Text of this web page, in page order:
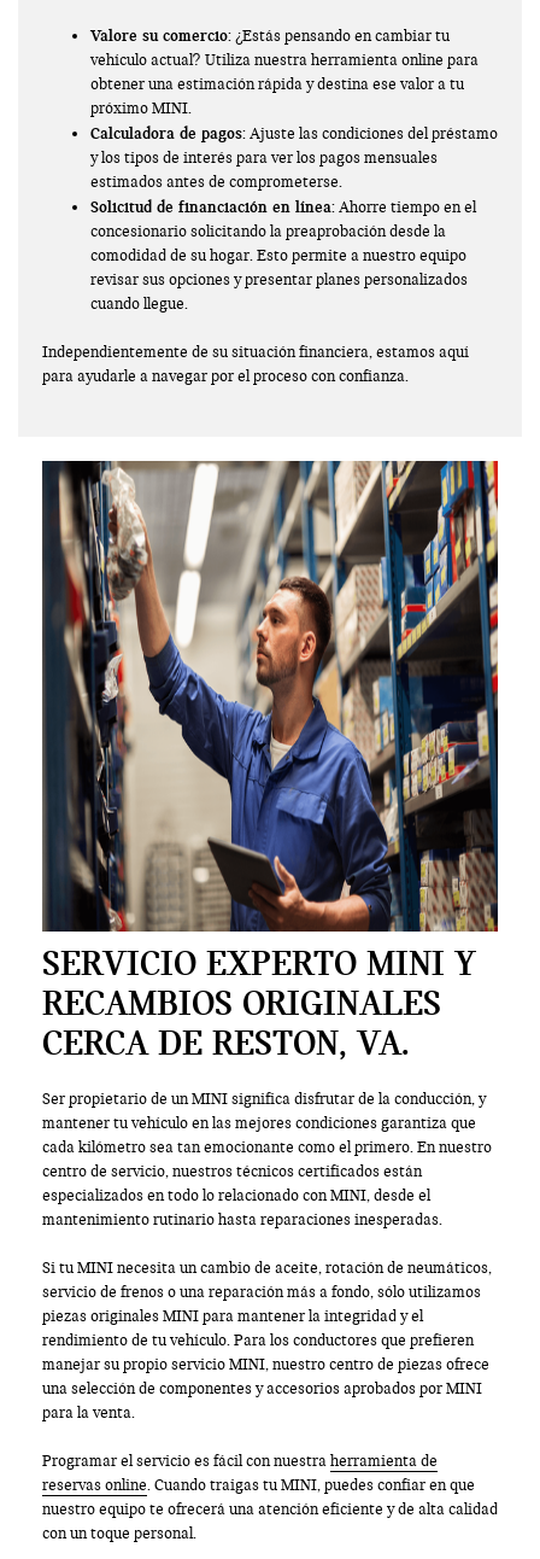
Valore su comercio: ¿Estás pensando en cambiar tu
vehículo actual? Utiliza nuestra herramienta online para
obtener una estimación rápida y destina ese valor a tu
próximo MINI.
Calculadora de pagos: Ajuste las condiciones del préstamo
y los tipos de interés para ver los pagos mensuales
estimados antes de comprometerse.
Solicitud de financiación en línea: Ahorre tiempo en el
concesionario solicitando la preaprobación desde la
comodidad de su hogar. Esto permite a nuestro equipo
revisar sus opciones y presentar planes personalizados
cuando llegue.
Independientemente de su situación financiera, estamos aquí
para ayudarle a navegar por el proceso con confianza.
SERVICIO EXPERTO MINI Y
RECAMBIOS ORIGINALES
CERCA DE RESTON, VA.
Ser propietario de un MINI significa disfrutar de la conducción, y
mantener tu vehículo en las mejores condiciones garantiza que
cada kilómetro sea tan emocionante como el primero. En nuestro
centro de servicio, nuestros técnicos certificados están
especializados en todo lo relacionado con MINI, desde el
mantenimiento rutinario hasta reparaciones inesperadas.
Si tu MINI necesita un cambio de aceite, rotación de neumáticos,
servicio de frenos o una reparación más a fondo, sólo utilizamos
piezas originales MINI para mantener la integridad y el
rendimiento de tu vehículo. Para los conductores que prefieren
manejar su propio servicio MINI, nuestro centro de piezas ofrece
una selección de componentes y accesorios aprobados por MINI
para la venta.
Programar el servicio es fácil con nuestraherramienta de
reservas online. Cuando traigas tu MINI, puedes confiar en que
nuestro equipo te ofrecerá una atención eficiente y de alta calidad
con un toque personal.